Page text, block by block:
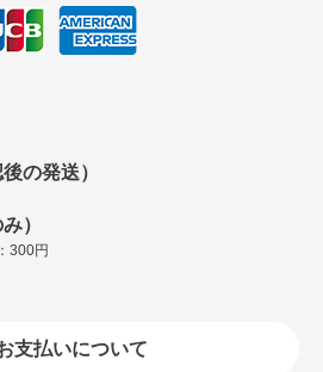
の発送）
）
300円
支払いについて